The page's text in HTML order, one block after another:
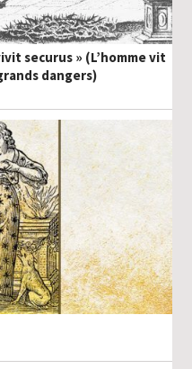
securus » (L’homme vit
dangers)